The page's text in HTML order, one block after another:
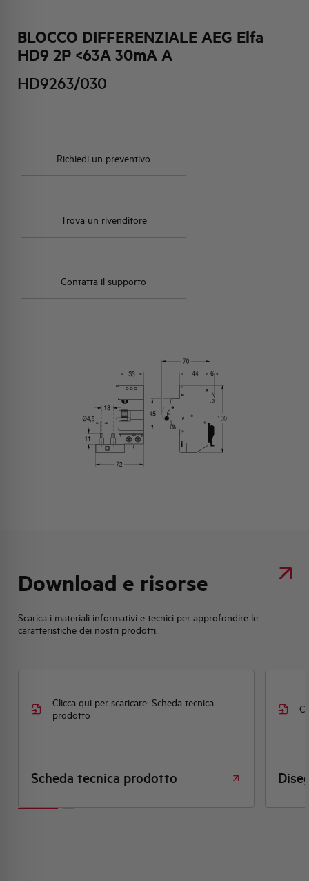
BLOCCO DIFFERENZIALE AEG Elfa
HD9 2P <63A 30mA A
HD9263/030
Richiedi un preventivo
Trova un rivenditore
Contatta il supporto
Download e risorse
Scarica i materiali informativi e tecnici per approfondire le
caratteristiche dei nostri prodotti.
Scheda tecnica Clicca qui per scaricare:
Disegno quotato